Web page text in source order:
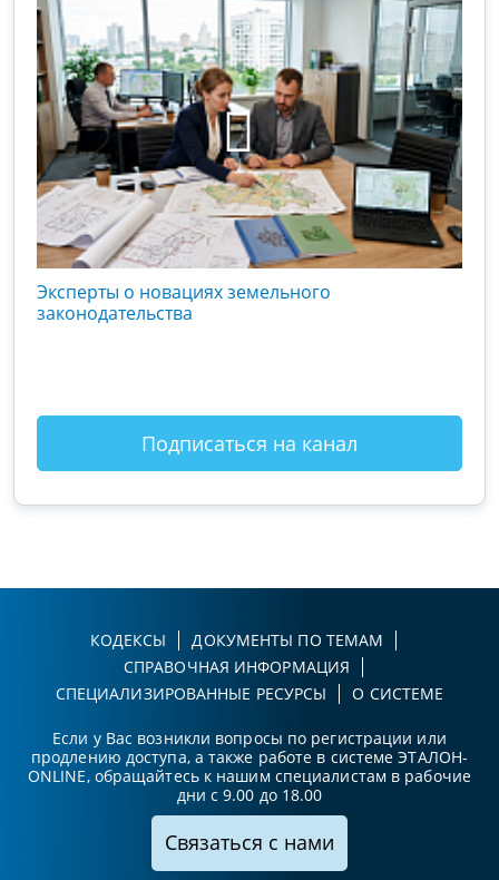
Эксперты о новациях земельного
законодательства
Подписаться на канал
КОДЕКСЫ
ДОКУМЕНТЫ ПО ТЕМАМ
СПРАВОЧНАЯ ИНФОРМАЦИЯ
СПЕЦИАЛИЗИРОВАННЫЕ РЕСУРСЫ
О СИСТЕМЕ
Если у Вас возникли вопросы по регистрации или
продлению доступа, а также работе в системе ЭТАЛОН-
ONLINE, обращайтесь к нашим специалистам в рабочие
дни с 9.00 до 18.00
Связаться с нами